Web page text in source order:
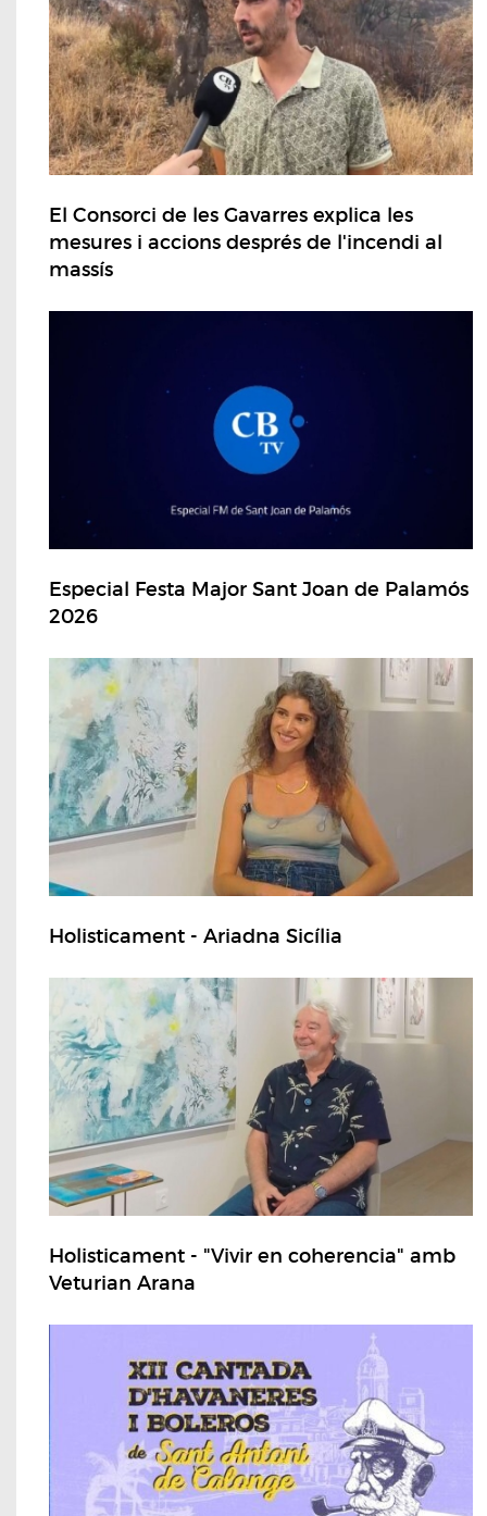
El Consorci de les Gavarres explica les
mesures i accions després de l'incendi al
massís
Especial Festa Major Sant Joan de Palamós
2026
Holisticament - Ariadna Sicília
Holisticament - "Vivir en coherencia" amb
Veturian Arana